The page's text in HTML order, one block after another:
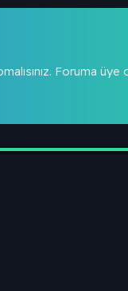
Foruma üye